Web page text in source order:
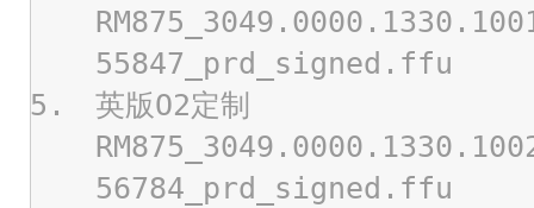
55847_prd_signed.ffu
英版O2定制
56784_prd_signed.ffu